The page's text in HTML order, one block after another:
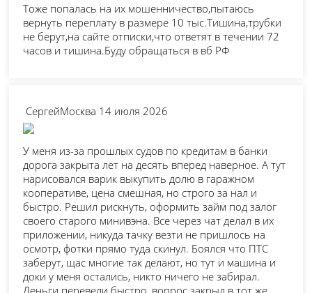
Тоже попалась на их мошенничество,пытаюсь
вернуть переплату в размере 10 тыс.Тишина,трубки
не берут,на сайте отписки,что ответят в течении 72
часов и тишина.Буду обращаться в вб РФ
СергейМосква 14 июля 2026
У меня из-за прошлых судов по кредитам в банки
дорога закрыта лет на десять вперед наверное. А тут
нарисовался варик выкупить долю в гаражном
кооперативе, цена смешная, но строго за нал и
быстро. Решил рискнуть, оформить займ под залог
своего старого минивэна. Все через чат делал в их
приложении, никуда тачку везти не пришлось на
осмотр, фотки прямо туда скинул. Боялся что ПТС
заберут, щас многие так делают, но тут и машина и
доки у меня остались, никто ничего не забирал.
Деньги перевели быстро, вопрос закрыл в тот же